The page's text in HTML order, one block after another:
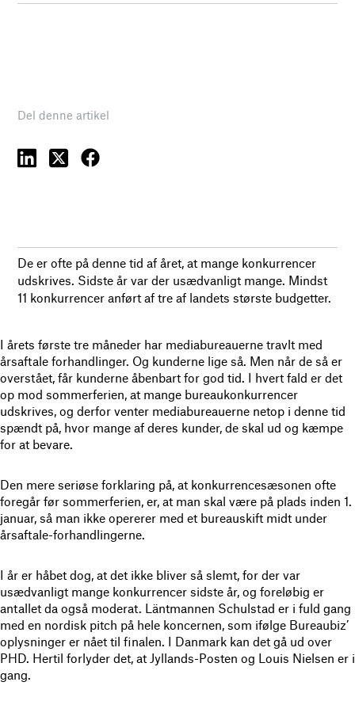
Del denne artikel
De er ofte på denne tid af året, at mange konkurrencer
udskrives. Sidste år var der usædvanligt mange. Mindst
11 konkurrencer anført af tre af landets største budgetter.
I årets første tre måneder har mediabureauerne travlt med
årsaftale forhandlinger. Og kunderne lige så. Men når de så er
overstået, får kunderne åbenbart for god tid. I hvert fald er det
op mod sommerferien, at mange bureaukonkurrencer
udskrives, og derfor venter mediabureauerne netop i denne tid
spændt på, hvor mange af deres kunder, de skal ud og kæmpe
for at bevare.
Den mere seriøse forklaring på, at konkurrencesæsonen ofte
foregår før sommerferien, er, at man skal være på plads inden 1.
januar, så man ikke opererer med et bureauskift midt under
årsaftale-forhandlingerne.
I år er håbet dog, at det ikke bliver så slemt, for der var
usædvanligt mange konkurrencer sidste år, og foreløbig er
antallet da også moderat. Läntmannen Schulstad er i fuld gang
med en nordisk pitch på hele koncernen, som ifølge Bureaubiz’
oplysninger er nået til finalen. I Danmark kan det gå ud over
PHD. Hertil forlyder det, at Jyllands-Posten og Louis Nielsen er i
gang.